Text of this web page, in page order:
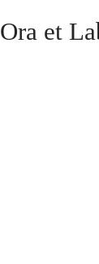
Ora et